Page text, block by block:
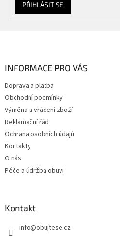
PŘIHLÁSIT SE
INFORMACE PRO VÁS
Doprava a platba
Obchodní podmínky
Výměna a vrácení zboží
Reklamační řád
Ochrana osobních údajů
Kontakty
O nás
Péče a údržba obuvi
Kontakt
info@obujtese.cz